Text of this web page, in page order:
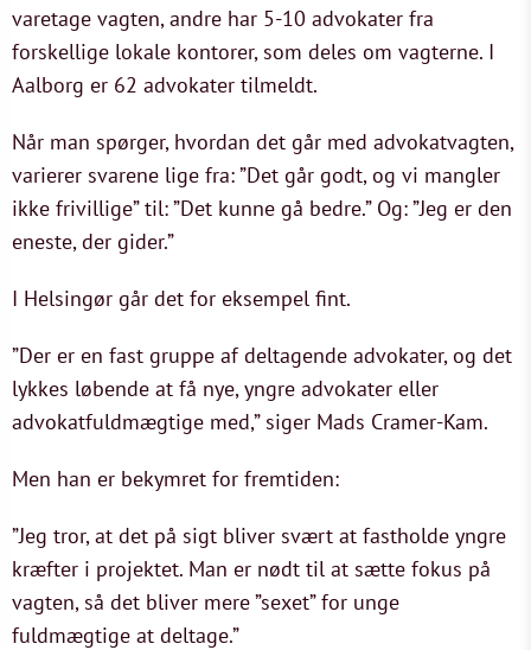
varetage vagten, andre har 5-10 advokater fra
forskellige lokale kontorer, som deles om vagterne. I
Aalborg er 62 advokater tilmeldt.
Når man spørger, hvordan det går med advokatvagten,
varierer svarene lige fra: ”Det går godt, og vi mangler
ikke frivillige” til: ”Det kunne gå bedre.” Og: ”Jeg er den
eneste, der gider.”
I Helsingør går det for eksempel fint.
”Der er en fast gruppe af deltagende advokater, og det
lykkes løbende at få nye, yngre advokater eller
advokatfuldmægtige med,” siger Mads Cramer-Kam.
Men han er bekymret for fremtiden:
”Jeg tror, at det på sigt bliver svært at fastholde yngre
kræfter i projektet. Man er nødt til at sætte fokus på
vagten, så det bliver mere ”sexet” for unge
fuldmægtige at deltage.”